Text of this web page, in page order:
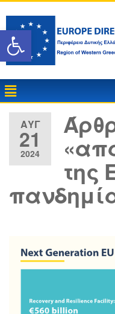
Ανοίξτε
ΑΥΓ
21
2024
της